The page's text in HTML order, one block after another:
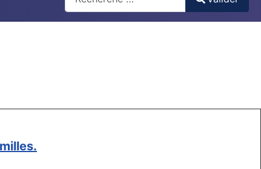
Type 2 or more characters for results.